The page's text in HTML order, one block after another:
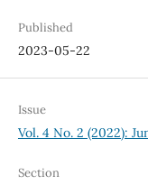
Published
2023-05-22
Issue
Vol. 4 No. 2 (2022):
Section